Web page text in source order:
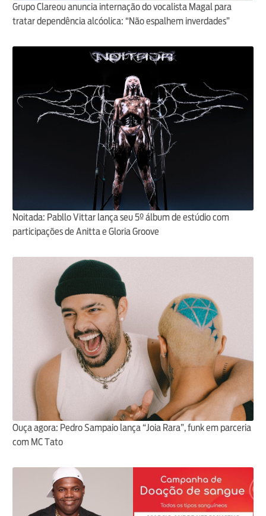
Grupo Clareou anuncia internação do vocalista Magal para
tratar dependência alcóolica: “Não espalhem inverdades”
Noitada: Pabllo Vittar lança seu 5º álbum de estúdio com
participações de Anitta e Gloria Groove
Ouça agora: Pedro Sampaio lança “Joia Rara”, funk em parceria
com MC Tato